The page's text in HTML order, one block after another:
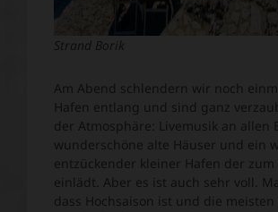
Strand Borik
Am Abend schlendern wir noch
Hafen entlang und sind ganz
der Atmosphäre: Livemusik an allen
wunderschöne alte Häuser und ein
entzückender kleiner Hafen der zum
einlädt. Aber es ist auch sehr voll.
dass Hochsaison ist und die meisten